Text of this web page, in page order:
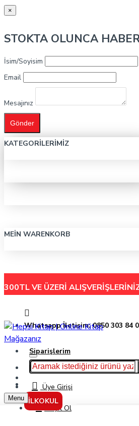
×
STOKTA OLUNCA
İsim/Soyisim
Email
Mesajınız
Gönder
KATEGORILERIMIZ
MEIN WARENKORB
300TL VE ÜZERİ
Whatsapp İletişim: 0850 303 84
Siparişlerim
Hakkımızda
İletişimÜye Girişi
Kayıt Ol
İLKOKUL
Menu